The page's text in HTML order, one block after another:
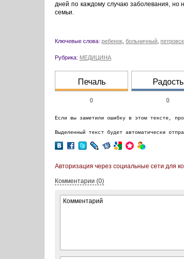
дней по каждому случаю заболевания, но
семьи.
Ключевые слова: ребенок больничный
Рубрика: МЕДИЦИНА
Печаль
0
Радость
0
Если вы заметили ошибку в этом тексте,
Выделенный текст будет автоматически
Авторизация через социальные сети для
Комментарии (0)